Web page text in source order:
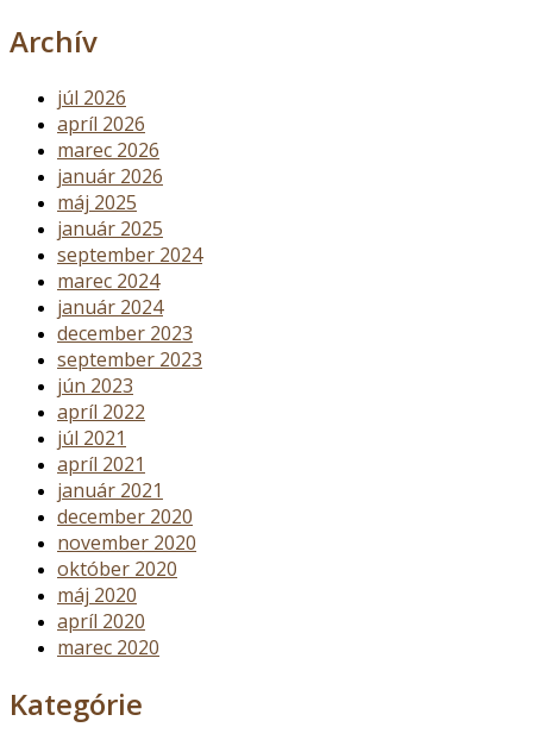
Archív
júl 2026
apríl 2026
marec 2026
január 2026
máj 2025
január 2025
september 2024
marec 2024
január 2024
december 2023
september 2023
jún 2023
apríl 2022
júl 2021
apríl 2021
január 2021
december 2020
november 2020
október 2020
máj 2020
apríl 2020
marec 2020
Kategórie